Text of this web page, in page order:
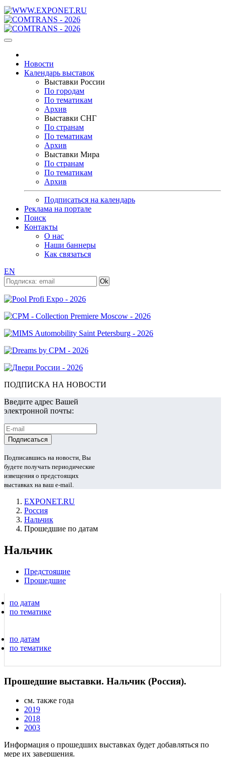
Новости
Календарь выставок
Выставки России
По городам
По тематикам
Архив
Выставки СНГ
По странам
По тематикам
Архив
Выставки Мира
По странам
По тематикам
Архив
Подписаться на календарь
Реклама на портале
Поиск
Контакты
О нас
Наши баннеры
Как связаться
EN
ПОДПИСКА НА НОВОСТИ
Введите адрес Вашей
электронной почты:
Подписавшись на новости, Вы
будете получать периодические
извещения о предстоящих
выставках на ваш e-mail.
EXPONET.RU
Россия
Нальчик
Прошедшие по датам
Нальчик
Предстоящие
Прошедшие
по датам
по тематике
по датам
по тематике
Прошедшие выставки. Нальчик (Россия).
см. также года
2019
2018
2003
Информация о прошедших выставках будет добавляться по
мере их завершения.